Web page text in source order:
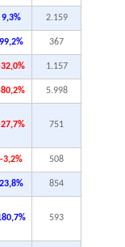
9,3% 2.159
99,2% 367
1.157
5.998
751
-3,2% 508
23,8% 854
593